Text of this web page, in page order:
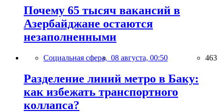
Почему 65 тысяч вакансий в
Азербайджане остаются
незаполненными
Социальная сфера, 08 августа, 00:50 463
Разделение линий метро в Баку:
как избежать транспортного
коллапса?